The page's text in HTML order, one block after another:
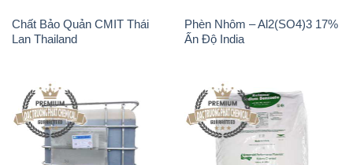
Chất Bảo Quản CMIT Thái
Lan Thailand
Phèn Nhôm – Al2(SO4)3 17%
Ấn Độ India